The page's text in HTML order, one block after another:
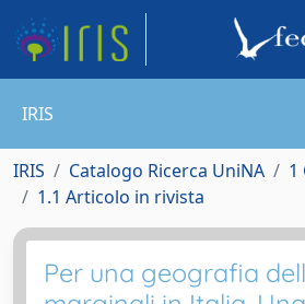
IRIS
IRIS Catalogo Ricerca UniNA
1
1.1 Articolo in rivista
Per una geografia